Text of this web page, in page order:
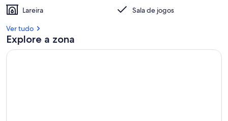
Lareira
Sala de jogos
Ver tudo
Explore a zona